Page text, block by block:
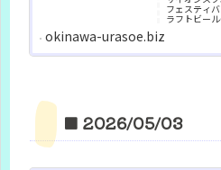
フェスティ
ラフトビー
国、スッパ
okinawa-urasoe.biz
■ 2026/05/03